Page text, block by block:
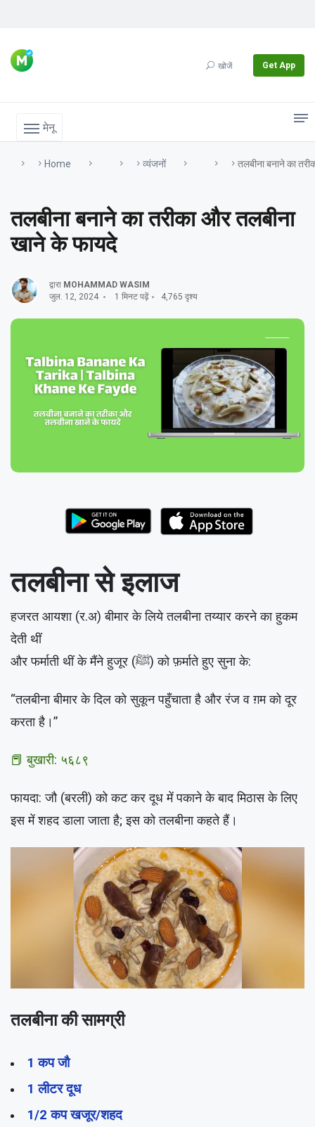
खोजें Get App
मेनू
Home व्यंजनों तलबीना बनाने का
तलबीना बनाने का तरीका और तलबीना
खाने के फायदे
द्वारा MOHAMMAD WASIM
जुल. 12, 2024
1 मिनट पढ़ें 4,765 दृश्य
तलबीना से इलाज
हजरत आयशा (र.अ) बीमार के लिये तलबीना तय्यार करने का हुकम
देती थीं
और फर्माती थीं के मैंने हुजूर (ﷺ) को फ़र्माते हुए सुना के:
“तलबीना बीमार के दिल को सुकून पहुँचाता है और रंज व ग़म को दूर
करता है।”
📕 बुखारी: ५६८९
फायदा: जौ (बरली) को कट कर दूध में पकाने के बाद मिठास के लिए
इस में शहद डाला जाता है; इस को तलबीना कहते हैं।
तलबीना की सामग्री
1 कप जौ
1 लीटर दूध
1/2 कप खजूर/शहद